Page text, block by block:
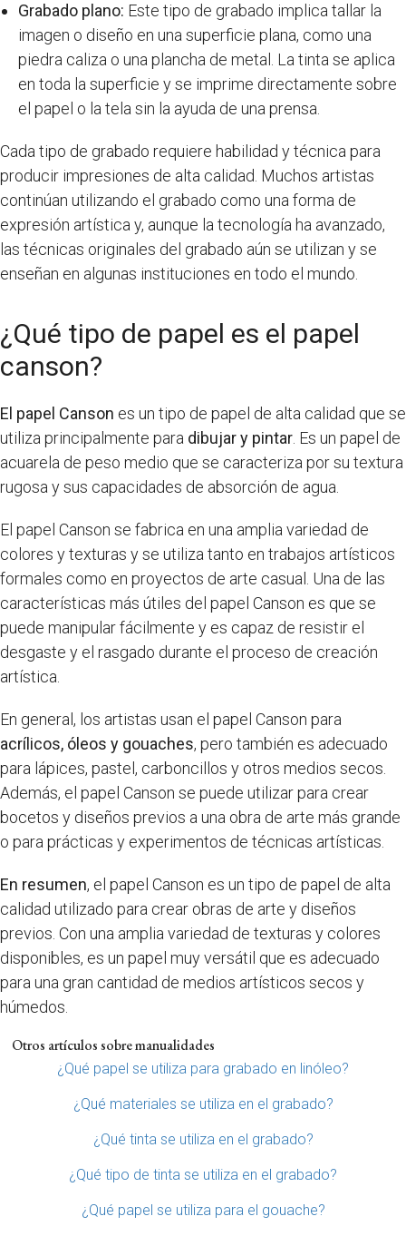
Grabado plano: Este tipo de grabado implica tallar la
imagen o diseño en una superficie plana, como una
piedra caliza o una plancha de metal. La tinta se aplica
en toda la superficie y se imprime directamente sobre
el papel o la tela sin la ayuda de una prensa.
Cada tipo de grabado requiere habilidad y técnica para
producir impresiones de alta calidad. Muchos artistas
continúan utilizando el grabado como una forma de
expresión artística y, aunque la tecnología ha avanzado,
las técnicas originales del grabado aún se utilizan y se
enseñan en algunas instituciones en todo el mundo.
¿Qué tipo de papel es el papel
canson?
El papel Canson es un tipo de papel de alta calidad que se
utiliza principalmente para dibujar y pintar. Es un papel de
acuarela de peso medio que se caracteriza por su textura
rugosa y sus capacidades de absorción de agua.
El papel Canson se fabrica en una amplia variedad de
colores y texturas y se utiliza tanto en trabajos artísticos
formales como en proyectos de arte casual. Una de las
características más útiles del papel Canson es que se
puede manipular fácilmente y es capaz de resistir el
desgaste y el rasgado durante el proceso de creación
artística.
En general, los artistas usan el papel Canson para
acrílicos, óleos y gouaches, pero también es adecuado
para lápices, pastel, carboncillos y otros medios secos.
Además, el papel Canson se puede utilizar para crear
bocetos y diseños previos a una obra de arte más grande
o para prácticas y experimentos de técnicas artísticas.
En resumen, el papel Canson es un tipo de papel de alta
calidad utilizado para crear obras de arte y diseños
previos. Con una amplia variedad de texturas y colores
disponibles, es un papel muy versátil que es adecuado
para una gran cantidad de medios artísticos secos y
húmedos.
Otros artículos sobre manualidades
¿Qué papel se utiliza para grabado en linóleo?
¿Qué materiales se utiliza en el grabado?
¿Qué tinta se utiliza en el grabado?
¿Qué tipo de tinta se utiliza en el grabado?
¿Qué papel se utiliza para el gouache?